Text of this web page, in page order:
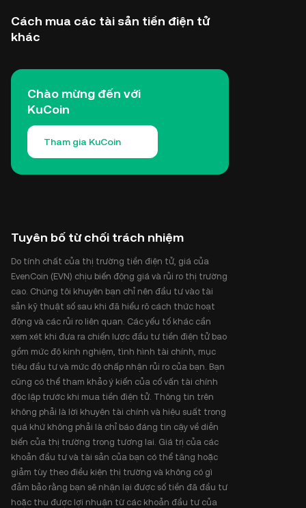
Cách mua các tài sản tiền điện tử
khác
Chào mừng đến với
KuCoin
Tham gia KuCoin
Tuyên bố từ chối trách nhiệm
Do tính chất của thị trường tiền điện tử, giá của
EvenCoin (EVN) chịu biến động giá và rủi ro thị trường
cao. Chúng tôi khuyên bạn chỉ nên đầu tư vào tài
sản kỹ thuật số sau khi đã hiểu rõ cách thức hoạt
động và các rủi ro liên quan. Các yếu tố khác cần
xem xét khi đưa ra chiến lược đầu tư tiền điện tử bao
gồm mức độ kinh nghiệm, tình hình tài chính, mục
tiêu đầu tư và mức độ chấp nhận rủi ro của bạn. Bạn
cũng có thể tham khảo ý kiến của cố vấn tài chính
độc lập trước khi mua tiền điện tử. Thông tin trên
không phải là lời khuyên tài chính và hiệu suất trong
quá khứ không phải là chỉ báo đáng tin cậy về diễn
biến của thị trường trong tương lai. Giá trị của các
khoản đầu tư và tài sản của bạn có thể tăng hoặc
giảm tùy theo điều kiện thị trường và không có gì
đảm bảo rằng bạn sẽ nhận lại được số tiền đã đầu tư
hoặc thu được lợi nhuận từ các khoản đầu tư của